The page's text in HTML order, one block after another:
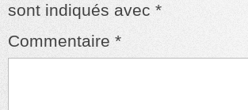
sont indiqués avec *
Commentaire *